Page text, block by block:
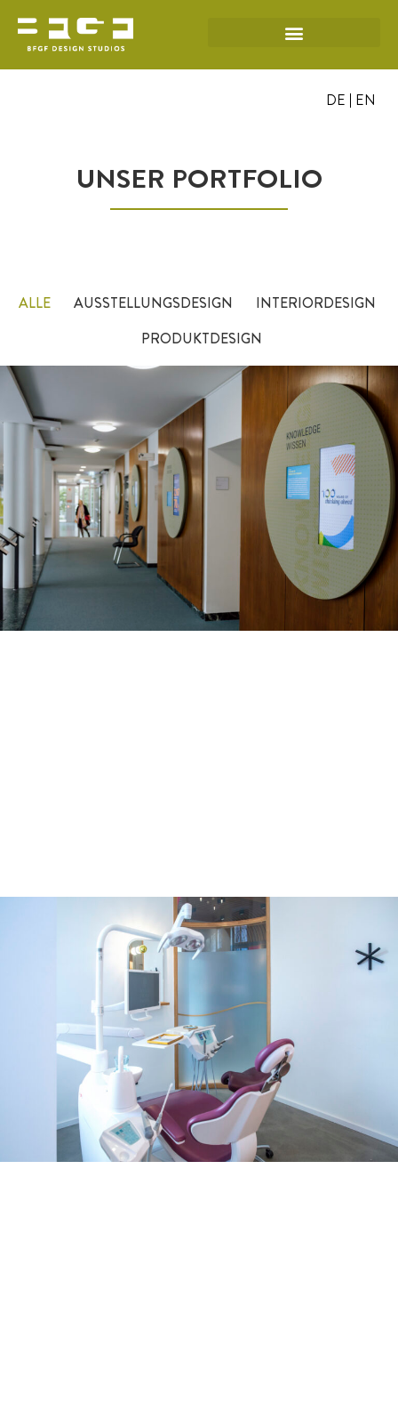
DE EN
UNSER PORTFOLIO
ALLE AUSSTELLUNGSDESIGN
INTERIORDESIGN
PRODUKTDESIGN